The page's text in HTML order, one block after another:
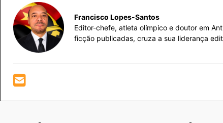
Francisco Lopes-Santos
Editor-chefe, atleta olímpico e doutor em
ficção publicadas, cruza a sua liderança